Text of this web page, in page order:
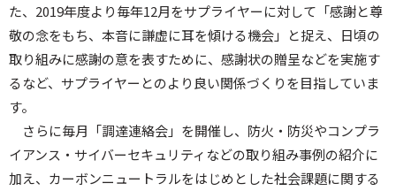
た、2019年度より毎年12月をサプライヤーに対して「感謝と尊
敬の念をもち、本音に謙虚に耳を傾ける機会」と捉え、日頃の
取り組みに感謝の意を表すために、感謝状の贈呈などを実施す
るなど、サプライヤーとのより良い関係づくりを目指していま
す。
さらに毎月「調達連絡会」を開催し、防火・防災やコンプラ
イアンス・サイバーセキュリティなどの取り組み事例の紹介に
加え、カーボンニュートラルをはじめとした社会課題に関する